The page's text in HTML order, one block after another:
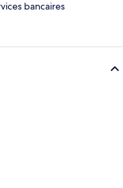
bancaires